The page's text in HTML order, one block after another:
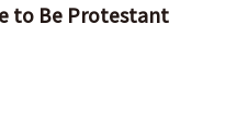
to Be Protestant